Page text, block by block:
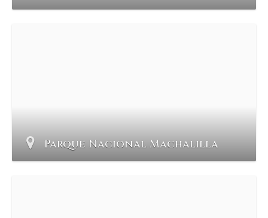
Parque Nacional Machalilla